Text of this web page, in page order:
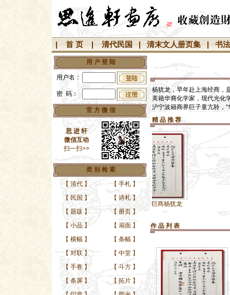
首 页 清代民国 清末文人册页集 书
用 户 登 陆
用户名：
密 码：
官 方 微 信
思 进 轩
微信互动
扫一扫>>
类 别 检 索
【 清代 】 【 手札 】
【 民国 】 【 诗札 】
【 题跋 】 【 册页 】
【 小品 】 【 扇面 】
【 横幅 】 【 条幅 】
【 对联 】 【 中堂 】
【 手卷 】 【 斗方 】
【 条屏 】 【 拓片 】
杨犹龙，早年赴上海经商，
美籍华裔化学家，现代光化
沪宁波籍商界巨子童亢聆，
精 品 推 荐
作 品 列 表